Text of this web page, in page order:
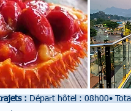
: Départ hôtel : 08h00•